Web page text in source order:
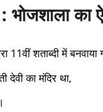
भोजशाला का
11वीं शताब्दी में बनवाया
देवी का मंदिर था,